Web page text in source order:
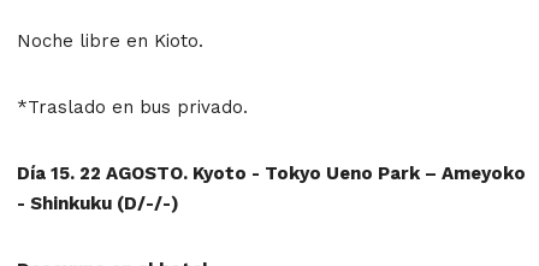
Noche libre en Kioto.
*Traslado en bus privado.
Día 15. 22 AGOSTO. Kyoto - Tokyo Ueno Park – Ameyoko
- Shinkuku (D/-/-)